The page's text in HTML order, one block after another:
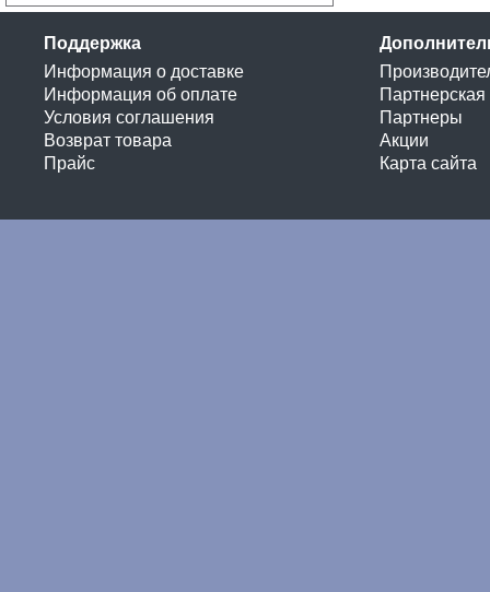
Поддержка
Информация о доставке
Информация об оплате
Условия соглашения
Возврат товара
Прайс
Партнеры
Акции
Карта сайта